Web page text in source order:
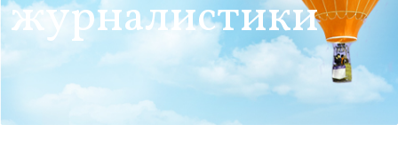
журналистики